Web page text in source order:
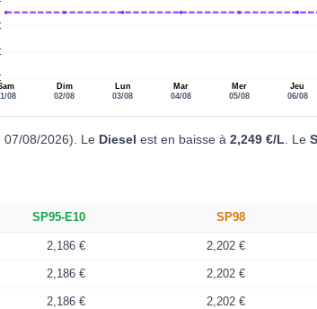
08
Dim
02/08
Lun
03/08
Mar
04/08
Mer
05/08
Jeu
06/08
07/08/2026). Le Diesel est en baisse à 2,249 €/L . Le
SP95-E10 SP98
2,186 € 2,202 €
2,186 € 2,202 €
2,186 € 2,202 €